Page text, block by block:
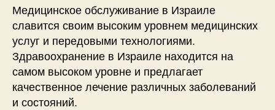
Медицинское обслуживание в Израиле
славится своим высоким уровнем медицинских
услуг и передовыми технологиями.
Здравоохранение в Израиле находится на
самом высоком уровне и предлагает
качественное лечение различных заболеваний
и состояний.